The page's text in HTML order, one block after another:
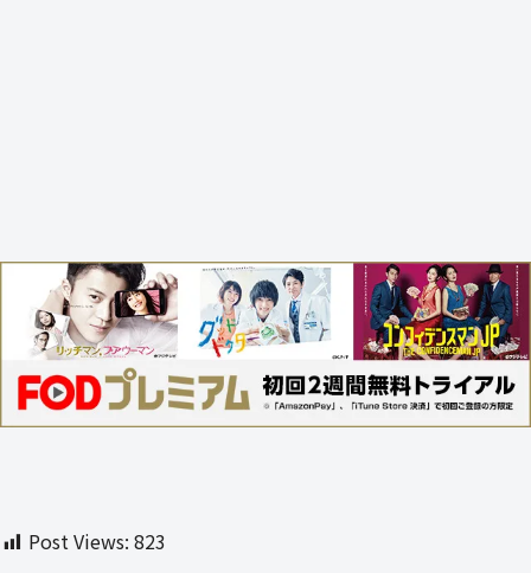
Post Views: 823